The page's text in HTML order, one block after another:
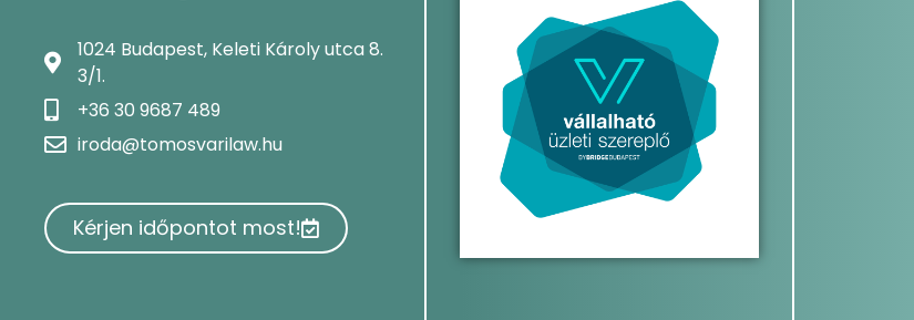
1024 Budapest, Keleti Károly utca 8.
3/1.
+36 30 9687 489
iroda@tomosvarilaw.hu
Kérjen időpontot most!